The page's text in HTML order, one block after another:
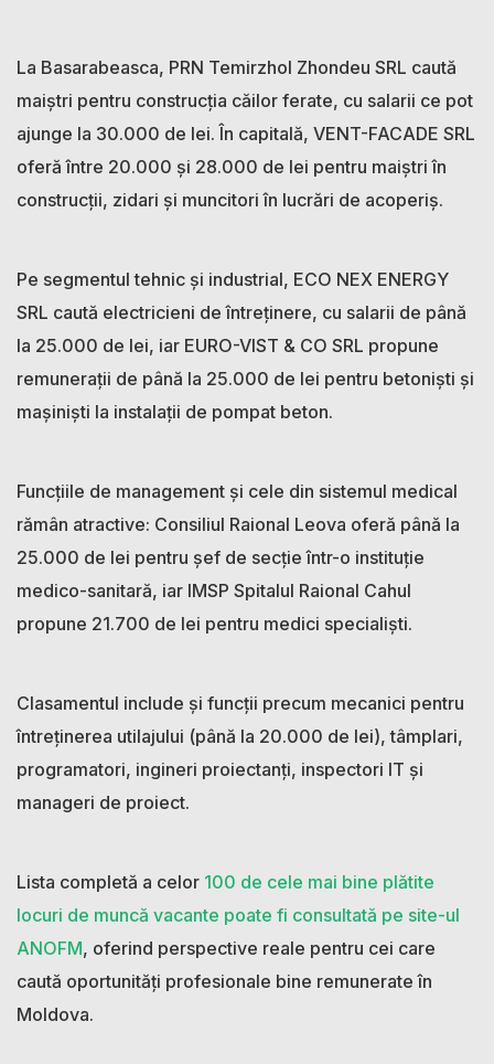
La Basarabeasca, PRN Temirzhol Zhondeu SRL caută
maiștri pentru construcția căilor ferate, cu salarii ce pot
ajunge la 30.000 de lei. În capitală, VENT-FACADE SRL
oferă între 20.000 și 28.000 de lei pentru maiștri în
construcții, zidari și muncitori în lucrări de acoperiș.
Pe segmentul tehnic și industrial, ECO NEX ENERGY
SRL caută electricieni de întreținere, cu salarii de până
la 25.000 de lei, iar EURO-VIST & CO SRL propune
remunerații de până la 25.000 de lei pentru betoniști și
mașiniști la instalații de pompat beton.
Funcțiile de management și cele din sistemul medical
rămân atractive: Consiliul Raional Leova oferă până la
25.000 de lei pentru șef de secție într-o instituție
medico-sanitară, iar IMSP Spitalul Raional Cahul
propune 21.700 de lei pentru medici specialiști.
Clasamentul include și funcții precum mecanici pentru
întreținerea utilajului (până la 20.000 de lei), tâmplari,
programatori, ingineri proiectanți, inspectori IT și
manageri de proiect.
Lista completă a celor 100 de cele mai bine plătite
locuri de muncă vacante poate fi consultată pe site-ul
ANOFM, oferind perspective reale pentru cei care
caută oportunități profesionale bine remunerate în
Moldova.